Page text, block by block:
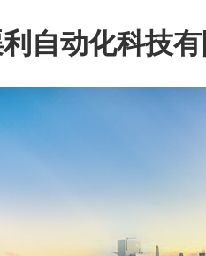
自动化科技